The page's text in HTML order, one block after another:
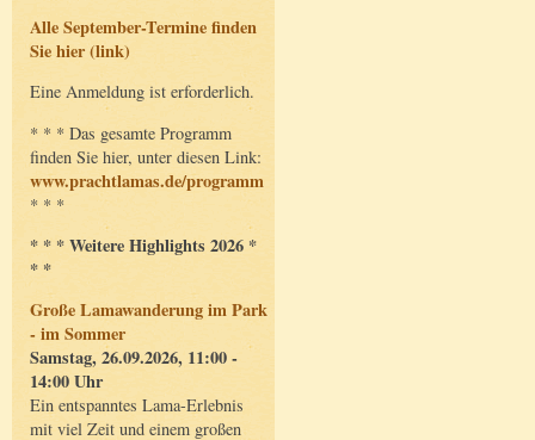
Alle September-Termine finden
Sie hier (link)
Eine Anmeldung ist erforderlich.
* * * Das gesamte Programm
finden Sie hier, unter diesen Link:
www.prachtlamas.de/programm
* * *
* * * Weitere Highlights 2026 *
* *
Große Lamawanderung im Park
- im Sommer
Samstag, 26.09.2026, 11:00 -
14:00 Uhr
Ein entspanntes Lama-Erlebnis
mit viel Zeit und einem großen